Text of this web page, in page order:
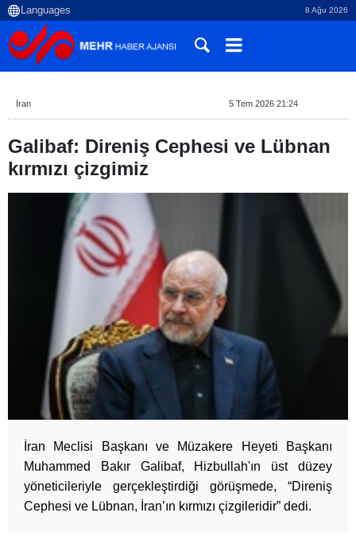
8 Ağu 2026
İran 5 Tem 2026 21:24
Galibaf: Direniş Cephesi ve Lübnan
kırmızı çizgimiz
İran Meclisi Başkanı ve Müzakere Heyeti Başkanı
Muhammed Bakır Galibaf, Hizbullah'ın üst düzey
yöneticileriyle gerçekleştirdiği görüşmede, “Direniş
Cephesi ve Lübnan, İran’ın kırmızı çizgileridir” dedi.